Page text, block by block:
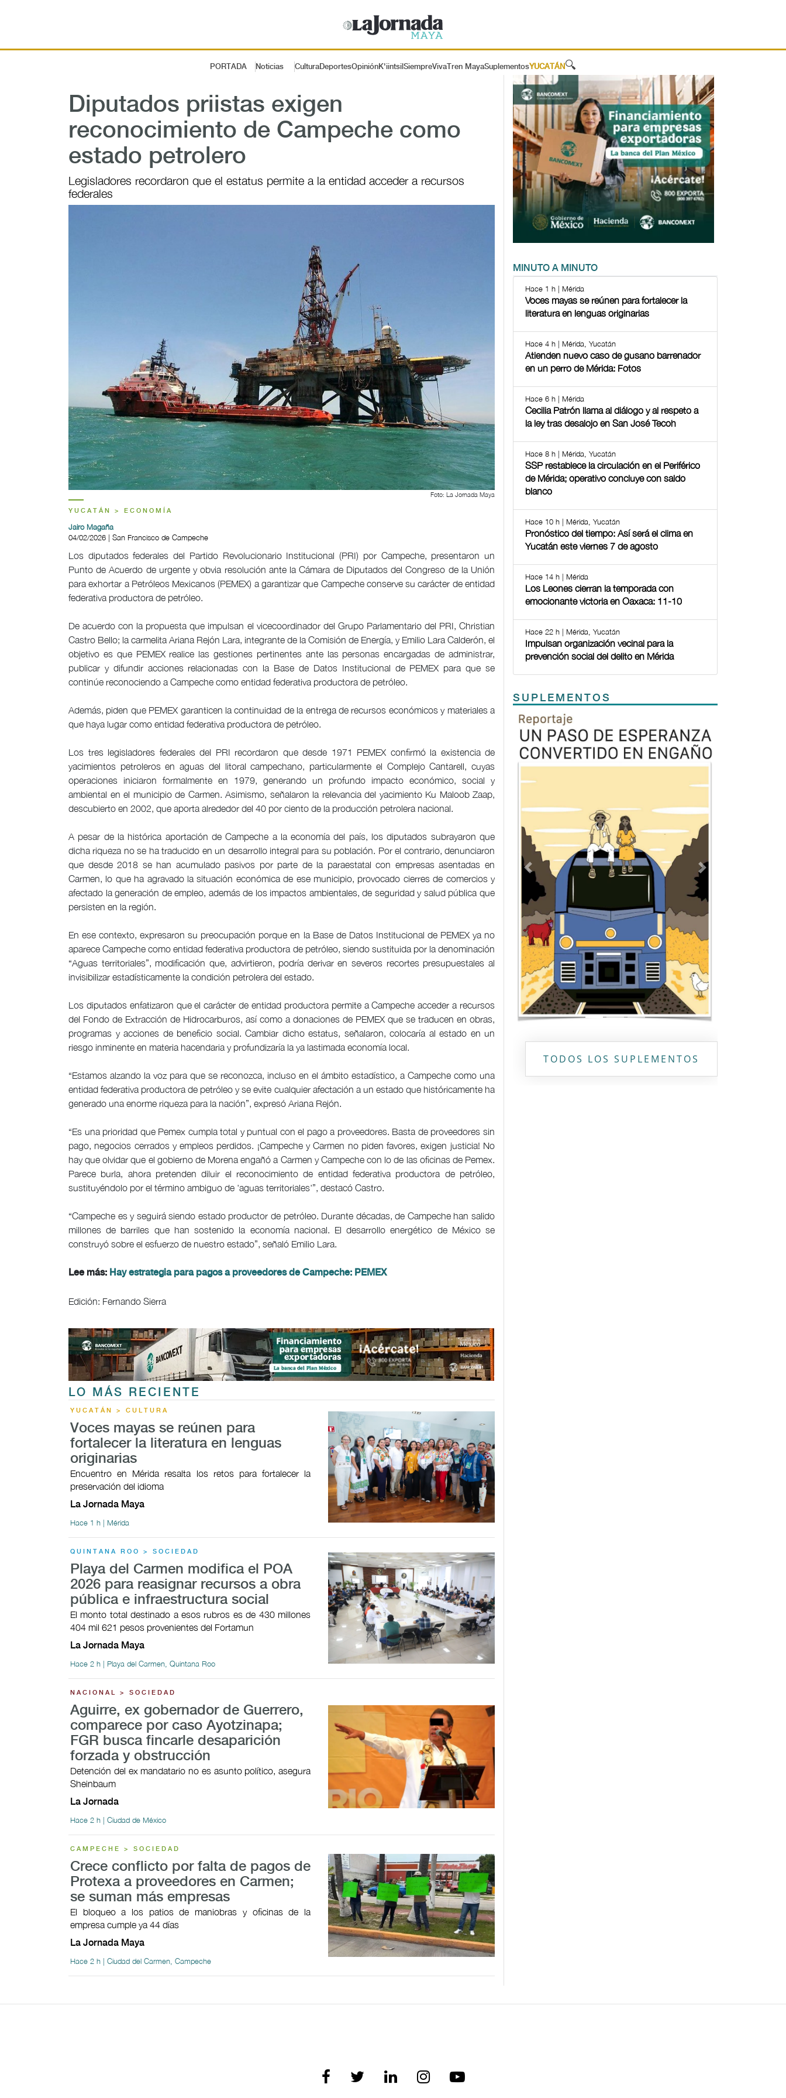
PORTADA Noticias CulturaDeportesOpiniónK'iintsil SiempreViva Tren MayaSuplementosYUCATÁN 🔍
Diputados priistas exigen
reconocimiento de Campeche como
estado petrolero
Legisladores recordaron que el estatus permite a la entidad acceder a recursos
federales
Foto: La Jornada Maya
YUCATÁN > ECONOMÍA
Jairo Magaña
04/02/2026 | San Francisco de Campeche
Los diputados federales del Partido Revolucionario Institucional (PRI) por Campeche, presentaron un
Punto de Acuerdo de urgente y obvia resolución ante la Cámara de Diputados del Congreso de la Unión
para exhortar a Petróleos Mexicanos (PEMEX) a garantizar que Campeche conserve su carácter de entidad
federativa productora de petróleo.
De acuerdo con la propuesta que impulsan el vicecoordinador del Grupo Parlamentario del PRI, Christian
Castro Bello; la carmelita Ariana Rejón Lara, integrante de la Comisión de Energía, y Emilio Lara Calderón, el
objetivo es que PEMEX realice las gestiones pertinentes ante las personas encargadas de administrar,
publicar y difundir acciones relacionadas con la Base de Datos Institucional de PEMEX para que se
continúe reconociendo a Campeche como entidad federativa productora de petróleo.
Además, piden que PEMEX garanticen la continuidad de la entrega de recursos económicos y materiales a
que haya lugar como entidad federativa productora de petróleo.
Los tres legisladores federales del PRI recordaron que desde 1971 PEMEX confirmó la existencia de
yacimientos petroleros en aguas del litoral campechano, particularmente el Complejo Cantarell, cuyas
operaciones iniciaron formalmente en 1979, generando un profundo impacto económico, social y
ambiental en el municipio de Carmen. Asimismo, señalaron la relevancia del yacimiento Ku Maloob Zaap,
descubierto en 2002, que aporta alrededor del 40 por ciento de la producción petrolera nacional.
A pesar de la histórica aportación de Campeche a la economía del país, los diputados subrayaron que
dicha riqueza no se ha traducido en un desarrollo integral para su población. Por el contrario, denunciaron
que desde 2018 se han acumulado pasivos por parte de la paraestatal con empresas asentadas en
Carmen, lo que ha agravado la situación económica de ese municipio, provocado cierres de comercios y
afectado la generación de empleo, además de los impactos ambientales, de seguridad y salud pública que
persisten en la región.
En ese contexto, expresaron su preocupación porque en la Base de Datos Institucional de PEMEX ya no
aparece Campeche como entidad federativa productora de petróleo, siendo sustituida por la denominación
“Aguas territoriales”, modificación que, advirtieron, podría derivar en severos recortes presupuestales al
invisibilizar estadísticamente la condición petrolera del estado.
Los diputados enfatizaron que el carácter de entidad productora permite a Campeche acceder a recursos
del Fondo de Extracción de Hidrocarburos, así como a donaciones de PEMEX que se traducen en obras,
programas y acciones de beneficio social. Cambiar dicho estatus, señalaron, colocaría al estado en un
riesgo inminente en materia hacendaria y profundizaría la ya lastimada economía local.
“Estamos alzando la voz para que se reconozca, incluso en el ámbito estadístico, a Campeche como una
entidad federativa productora de petróleo y se evite cualquier afectación a un estado que históricamente ha
generado una enorme riqueza para la nación”, expresó Ariana Rejón.
“Es una prioridad que Pemex cumpla total y puntual con el pago a proveedores. Basta de proveedores sin
pago, negocios cerrados y empleos perdidos. ¡Campeche y Carmen no piden favores, exigen justicia! No
hay que olvidar que el gobierno de Morena engañó a Carmen y Campeche con lo de las oficinas de Pemex.
Parece burla, ahora pretenden diluir el reconocimiento de entidad federativa productora de petróleo,
sustituyéndolo por el término ambiguo de 'aguas territoriales'”, destacó Castro.
“Campeche es y seguirá siendo estado productor de petróleo. Durante décadas, de Campeche han salido
millones de barriles que han sostenido la economía nacional. El desarrollo energético de México se
construyó sobre el esfuerzo de nuestro estado”, señaló Emilio Lara.
Lee más: Hay estrategia para pagos a proveedores de Campeche: PEMEX
Edición: Fernando Sierra
LO MÁS RECIENTE
YUCATÁN > CULTURA
Voces mayas se reúnen para
fortalecer la literatura en lenguas
originarias
Encuentro en Mérida resalta los retos para fortalecer la
preservación del idioma
La Jornada Maya
Hace 1 h | Mérida
QUINTANA ROO > SOCIEDAD
Playa del Carmen modifica el POA
2026 para reasignar recursos a obra
pública e infraestructura social
El monto total destinado a esos rubros es de 430 millones
404 mil 621 pesos provenientes del Fortamun
La Jornada Maya
Hace 2 h | Playa del Carmen, Quintana Roo
NACIONAL > SOCIEDAD
Aguirre, ex gobernador de Guerrero,
comparece por caso Ayotzinapa;
FGR busca fincarle desaparición
forzada y obstrucción
Detención del ex mandatario no es asunto político, asegura
Sheinbaum
La Jornada
Hace 2 h | Ciudad de México
CAMPECHE > SOCIEDAD
Crece conflicto por falta de pagos de
Protexa a proveedores en Carmen;
se suman más empresas
El bloqueo a los patios de maniobras y oficinas de la
empresa cumple ya 44 días
La Jornada Maya
Hace 2 h | Ciudad del Carmen, Campeche
MINUTO A MINUTO
Hace 1 h | Mérida
Voces mayas se reúnen para fortalecer la
literatura en lenguas originarias
Hace 4 h | Mérida, Yucatán
Atienden nuevo caso de gusano barrenador
en un perro de Mérida: Fotos
Hace 6 h | Mérida
Cecilia Patrón llama al diálogo y al respeto a
la ley tras desalojo en San José Tecoh
Hace 8 h | Mérida, Yucatán
SSP restablece la circulación en el Periférico
de Mérida; operativo concluye con saldo
blanco
Hace 10 h | Mérida, Yucatán
Pronóstico del tiempo: Así será el clima en
Yucatán este viernes 7 de agosto
Hace 14 h | Mérida
Los Leones cierran la temporada con
emocionante victoria en Oaxaca: 11-10
Hace 22 h | Mérida, Yucatán
Impulsan organización vecinal para la
prevención social del delito en Mérida
SUPLEMENTOS
Previous Next
TODOS LOS SUPLEMENTOS